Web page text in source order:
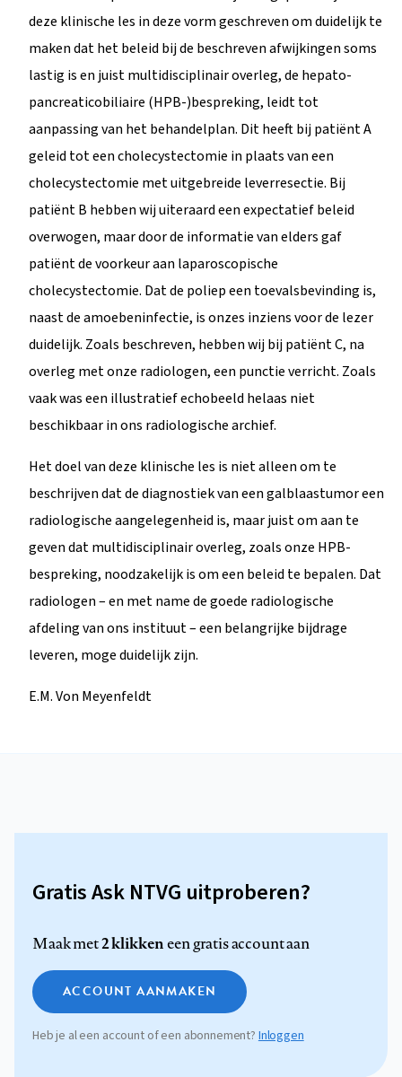
deze klinische les in deze vorm geschreven om duidelijk te
maken dat het beleid bij de beschreven afwijkingen soms
lastig is en juist multidisciplinair overleg, de hepato-
pancreaticobiliaire (HPB-)bespreking, leidt tot
aanpassing van het behandelplan. Dit heeft bij patiënt A
geleid tot een cholecystectomie in plaats van een
cholecystectomie met uitgebreide leverresectie. Bij
patiënt B hebben wij uiteraard een expectatief beleid
overwogen, maar door de informatie van elders gaf
patiënt de voorkeur aan laparoscopische
cholecystectomie. Dat de poliep een toevalsbevinding is,
naast de amoebeninfectie, is onzes inziens voor de lezer
duidelijk. Zoals beschreven, hebben wij bij patiënt C, na
overleg met onze radiologen, een punctie verricht. Zoals
vaak was een illustratief echobeeld helaas niet
beschikbaar in ons radiologische archief.
Het doel van deze klinische les is niet alleen om te
beschrijven dat de diagnostiek van een galblaastumor een
radiologische aangelegenheid is, maar juist om aan te
geven dat multidisciplinair overleg, zoals onze HPB-
bespreking, noodzakelijk is om een beleid te bepalen. Dat
radiologen – en met name de goede radiologische
afdeling van ons instituut – een belangrijke bijdrage
leveren, moge duidelijk zijn.
E.M. Von Meyenfeldt
Gratis Ask NTVG uitproberen?
Maak met2 klikkeneen gratis account aan
ACCOUNT AANMAKEN
Heb je al een account of een abonnement? Inloggen